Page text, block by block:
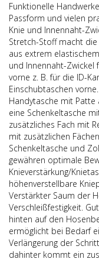
Funktionelle
Passform und vielen
Knie und Innennaht-
Stretch-Stoff macht
aus extrem
und Innennaht-Zwickel
vorne z. B. für die ID-
Einschubtaschen
Handytasche mit
eine Schenkeltasche
zusätzliches Fach mit
mit zusätzlichen
Schenkeltasche und
gewähren optimale
Knieverstärkung/
höhenverstellbare
Verstärkter Saum der
Verschleißfestigkeit.
hinten auf den
ermöglicht bei Bedarf
Verlängerung der
dahinter kommt ein